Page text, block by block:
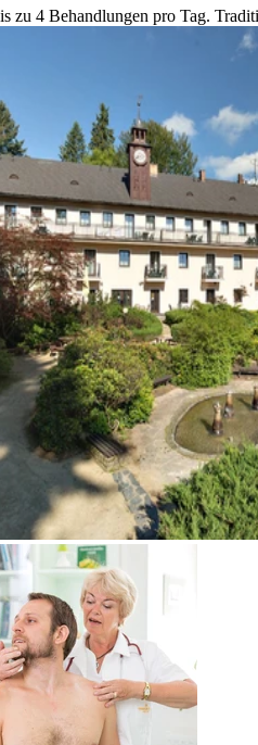
zu 4 Behandlungen pro Tag.